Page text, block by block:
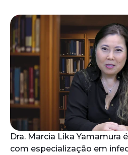
Dra. Marcia Lika Yamamura
com especialização em